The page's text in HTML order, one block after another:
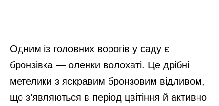
Одним із головних ворогів у саду є
бронзівка — оленки волохаті. Це дрібні
метелики з яскравим бронзовим відливом,
що з’являються в період цвітіння й активно